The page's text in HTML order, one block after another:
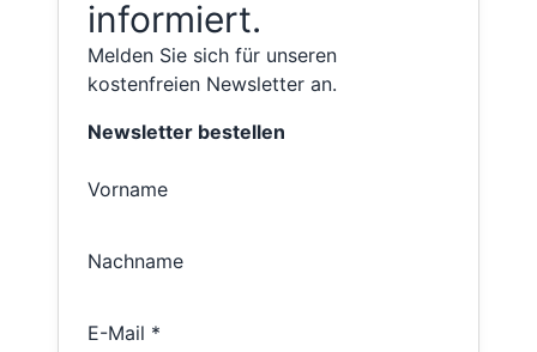
informiert.
Melden Sie sich für unseren
kostenfreien Newsletter an.